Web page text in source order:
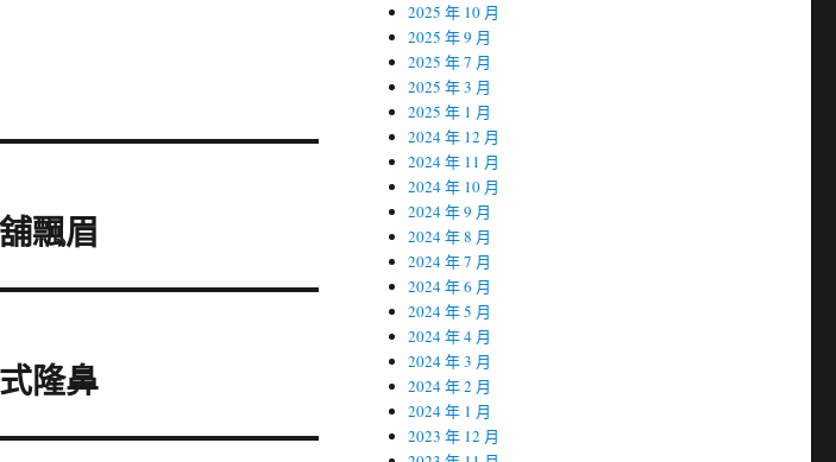
飄眉
隆鼻
2025 年 10 月
2025 年 9 月
2025 年 7 月
2025 年 3 月
2025 年 1 月
2024 年 12 月
2024 年 11 月
2024 年 10 月
2024 年 9 月
2024 年 8 月
2024 年 7 月
2024 年 6 月
2024 年 5 月
2024 年 4 月
2024 年 3 月
2024 年 2 月
2024 年 1 月
2023 年 12 月